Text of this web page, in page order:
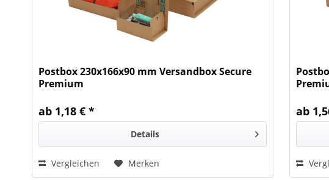
Postbox 230x166x90 mm Versandbox Secure
Premium
ab 1,18 € *
Details
Vergleichen Merken
ab